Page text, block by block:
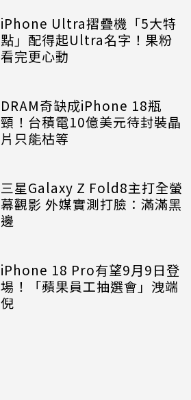
iPhone Ultra摺疊機「5大特
點」配得起Ultra名字！果粉
看完更心動
DRAM奇缺成iPhone 18瓶
頸！台積電10億美元待封裝晶
片只能枯等
三星Galaxy Z Fold8主打全螢
幕觀影 外媒實測打臉：滿滿黑
邊
iPhone 18 Pro有望9月9日登
場！「蘋果員工抽選會」洩端
倪